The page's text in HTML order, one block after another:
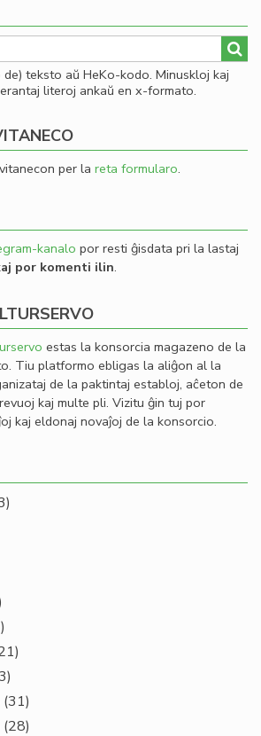
teksto aŭ HeKo-kodo. Minuskloj kaj
literoj ankaŭ en x-formato.
per la reta formularo.
kanalo por resti ĝisdata pri la lastaj
por komenti ilin.
estas la konsorcia magazeno de la
Tiu platformo ebligas la aliĝon al la
de la paktintaj establoj, aĉeton de
kaj multe pli. Vizitu ĝin tuj por
kaj eldonaj novaĵoj de la konsorcio.
(31)
(28)